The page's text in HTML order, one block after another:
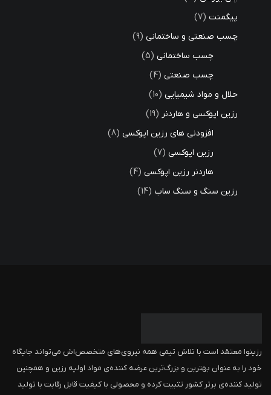
پیگمنت 7
چسب صنعتی و ساختمانی 9
چسب ساختمانی 5
چسب صنعتی 4
حلال و مواد شیمیایی 10
رزین اپوکسی و هاردنر
19
افزودنی های رزین اپوکسی 8
رزین اپوکسی 7
هاردنر رزین اپوکسی 4
رزین سنگ و سنگ ساب 14
رزینوا معتقد است با تلاش تیمی همه نیروی‌های متخصص‌اش می‌تواند جایگاه
خود را به عنوان بهترین و بزرگ‌ترین عرضه کننده‌ی مواد اولیه رزین و همچنین
تولید کننده‌ی برتر کشور تثبیت کرده و محصولی با کیفیت قابل رقابت با تولید